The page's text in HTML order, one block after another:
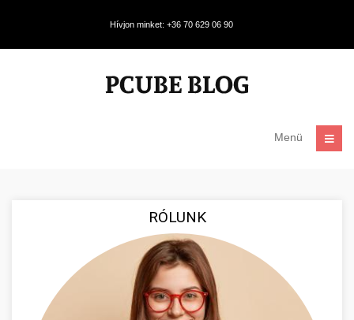
Hívjon minket: +36 70 629 06 90
Menü
RÓLUNK